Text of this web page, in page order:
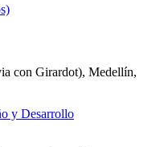
con Girardot), Medellín,
y Desarrollo